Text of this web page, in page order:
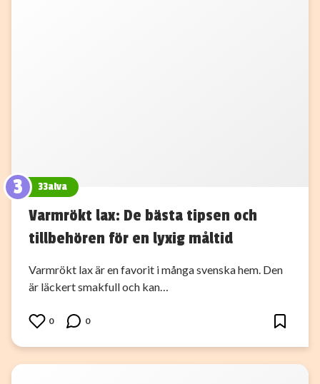
3 33alva
Varmrökt lax: De bästa tipsen och
tillbehören för en lyxig måltid
Varmrökt lax är en favorit i många svenska hem. Den
är läckert smakfull och kan…
0 0